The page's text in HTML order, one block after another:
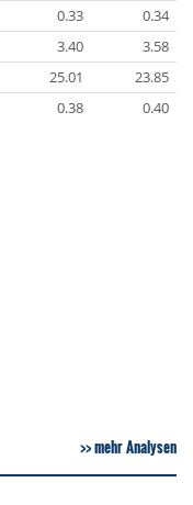
0.33
0.34
3.40
3.58
25.01
23.85
0.38 0.40
mehr Analysen